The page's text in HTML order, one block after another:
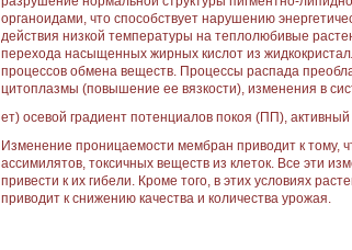
органоида­ми, что способствует нарушению
действия низ­кой температуры на теплолюбивые
перехода насыщен­ных жирных кислот из
процессов обмена ве­ществ. Процессы распада
цитоплазмы (повышение ее вязкости), изменения в
ет) осевой градиент потенциалов покоя (ПП),
Изменение проницаемости мембран приводит к тому,
ассимилятов, токсичных веществ из клеток. Все эти
привести к их гибели. Кроме того, в этих условиях
приводит к снижению качества и количества урожая.